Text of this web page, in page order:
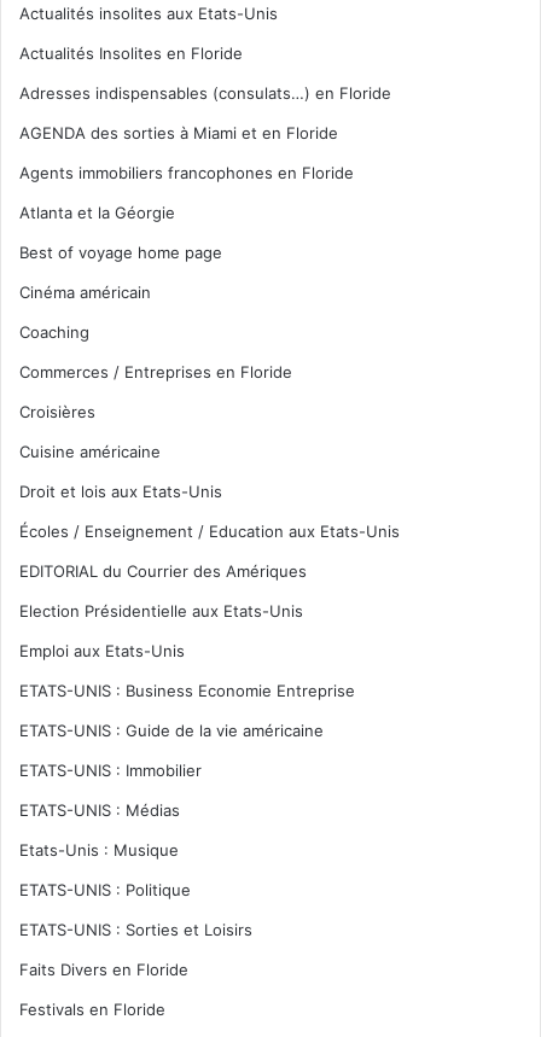
Actualités insolites aux Etats-Unis
Actualités Insolites en Floride
Adresses indispensables (consulats…) en Floride
AGENDA des sorties à Miami et en Floride
Agents immobiliers francophones en Floride
Atlanta et la Géorgie
Best of voyage home page
Cinéma américain
Coaching
Commerces / Entreprises en Floride
Croisières
Cuisine américaine
Droit et lois aux Etats-Unis
Écoles / Enseignement / Education aux Etats-Unis
EDITORIAL du Courrier des Amériques
Election Présidentielle aux Etats-Unis
Emploi aux Etats-Unis
ETATS-UNIS : Business Economie Entreprise
ETATS-UNIS : Guide de la vie américaine
ETATS-UNIS : Immobilier
ETATS-UNIS : Médias
Etats-Unis : Musique
ETATS-UNIS : Politique
ETATS-UNIS : Sorties et Loisirs
Faits Divers en Floride
Festivals en Floride